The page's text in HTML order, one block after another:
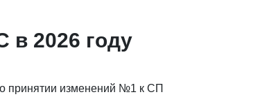
в 2026 году
принятии изменений №1 к СП